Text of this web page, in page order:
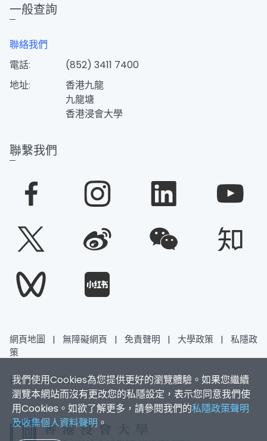
我們使用Cookies為您提供更好的瀏覽體驗。如果您繼續
瀏覽本網站而沒有更改您的私隱設定，表示您同意我們使
用Cookies。如欲了解更多，請參閱我們的私隱政策聲明
及收集個人資料聲明 。
一般查詢
聯絡我們
電話:
(852) 3411 7400
地址:
香港九龍
九龍塘
香港浸會大學
聯繫我們
網頁地圖 | 無障礙網頁 | 免責聲明 | 大學政策 |
私隱政
策
香港浸會大學 版權所有 © 2026